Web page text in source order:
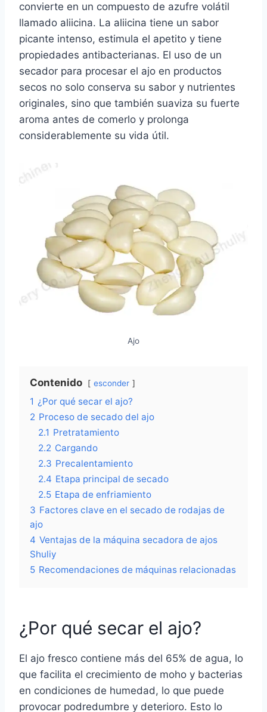
convierte en un compuesto de azufre volátil
llamado aliicina. La aliicina tiene un sabor
picante intenso, estimula el apetito y tiene
propiedades antibacterianas. El uso de un
secador para procesar el ajo en productos
secos no solo conserva su sabor y nutrientes
originales, sino que también suaviza su fuerte
aroma antes de comerlo y prolonga
considerablemente su vida útil.
Ajo
Contenido esconder
1 ¿Por qué secar el ajo?
2 Proceso de secado del ajo
2.1 Pretratamiento
2.2 Cargando
2.3 Precalentamiento
2.4 Etapa principal de secado
2.5 Etapa de enfriamiento
3 Factores clave en el secado de rodajas de
ajo
4 Ventajas de la máquina secadora de ajos
Shuliy
5 Recomendaciones de máquinas relacionadas
¿Por qué secar el ajo?
El ajo fresco contiene más del 65% de agua, lo
que facilita el crecimiento de moho y bacterias
en condiciones de humedad, lo que puede
provocar podredumbre y deterioro. Esto lo